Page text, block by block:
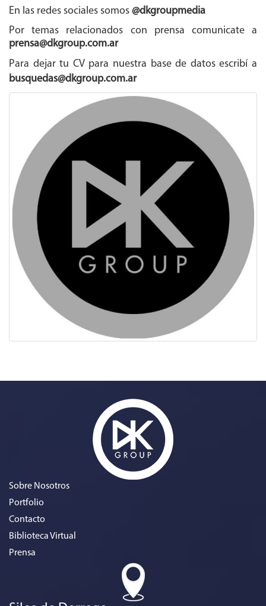
En las redes sociales somos @dkgroupmedia
Por temas relacionados con prensa comunicate a
prensa@dkgroup.com.ar
Para dejar tu CV para nuestra base de datos escribí a
busquedas@dkgroup.com.ar
Sobre Nosotros
Portfolio
Contacto
Biblioteca Virtual
Prensa